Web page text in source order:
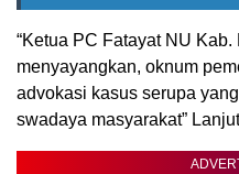
“Ketua PC Fatayat NU
menyayangkan, oknum
advokasi kasus serupa
swadaya masyarakat”